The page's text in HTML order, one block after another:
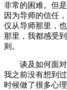
非常的困难。但
因为导师的信任
仅从导师那里，
那里，我都感受
则。
谈及如何面对
我之前没有想到
时候做了很多心